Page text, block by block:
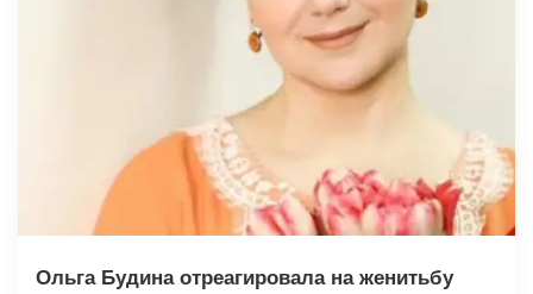
Ольга Будина отреагировала на женитьбу